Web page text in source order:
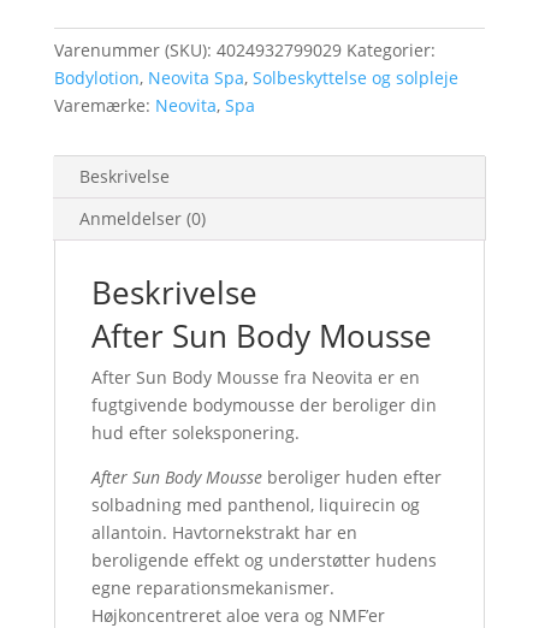
Varenummer (SKU): 4024932799029 Kategorier:
Bodylotion, Neovita Spa, Solbeskyttelse og solpleje
Varemærke: Neovita, Spa
Beskrivelse
Anmeldelser (0)
Beskrivelse
After Sun Body Mousse
After Sun Body Mousse fra Neovita er en
fugtgivende bodymousse der beroliger din
hud efter soleksponering.
After Sun Body Mousseberoliger huden efter
solbadning med panthenol, liquirecin og
allantoin. Havtornekstrakt har en
beroligende effekt og understøtter hudens
egne reparationsmekanismer.
Højkoncentreret aloe vera og NMF’er